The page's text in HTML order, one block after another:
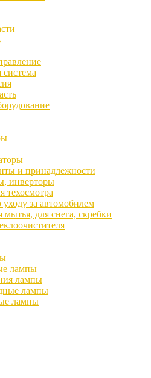
система
и принадлежности
инверторы
техосмотра
за автомобилем
для снега, скребки
лампы
лампы
лампы
лампы